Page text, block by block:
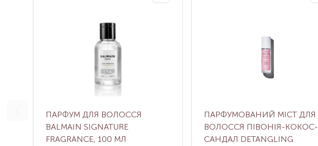
ПАРФУМ ДЛЯ ВОЛОССЯ
BALMAIN SIGNATURE
FRAGRANCE, 100 МЛ
ПАРФУМОВАНИЙ МІСТ ДЛЯ
ВОЛОССЯ ПІВОНІЯ-КОКОС-
САНДАЛ DETANGLING